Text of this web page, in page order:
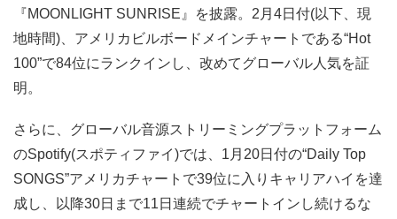
『MOONLIGHT SUNRISE』を披露。2月4日付(以下、現
地時間)、アメリカビルボードメインチャートである“Hot
100”で84位にランクインし、改めてグローバル人気を証
明。
さらに、グローバル音源ストリーミングプラットフォーム
のSpotify(スポティファイ)では、1月20日付の“Daily Top
SONGS”アメリカチャートで39位に入りキャリアハイを達
成し、以降30日まで11日連続でチャートインし続けるな